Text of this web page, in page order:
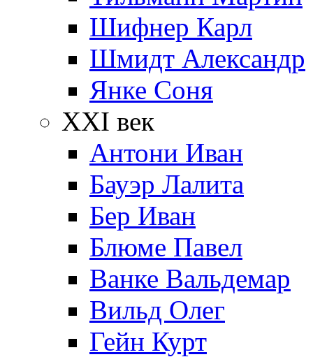
Шифнер Карл
Шмидт Александр
Янке Соня
XXI век
Антони Иван
Бауэр Лалита
Бер Иван
Блюме Павел
Ванке Вальдемар
Вильд Олег
Гейн Курт